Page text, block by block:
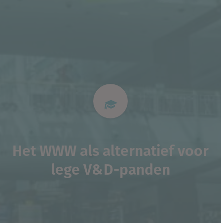
Het WWW als alternatief voor
lege V&D-panden